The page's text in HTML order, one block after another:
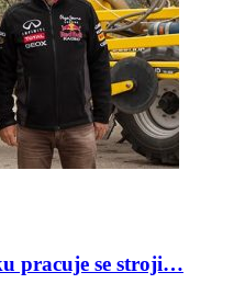
pracuje se stroji…